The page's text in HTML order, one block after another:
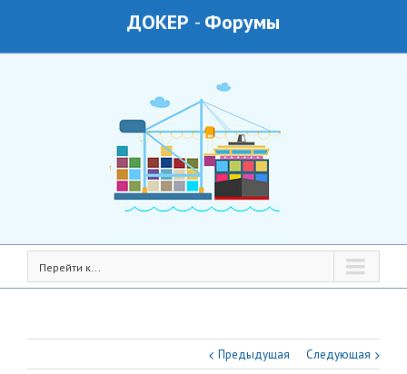
ДОКЕР - Форумы
Перейти к...
Предыдущая Следующая